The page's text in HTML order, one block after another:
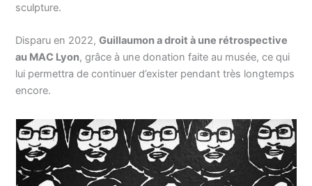
sculpture.
Disparu en 2022,Guillaumon a droit à une rétrospective
au MAC Lyon, grâce à une donation faite au musée, ce qui
lui permettra de continuer d’exister pendant très longtemps
encore.